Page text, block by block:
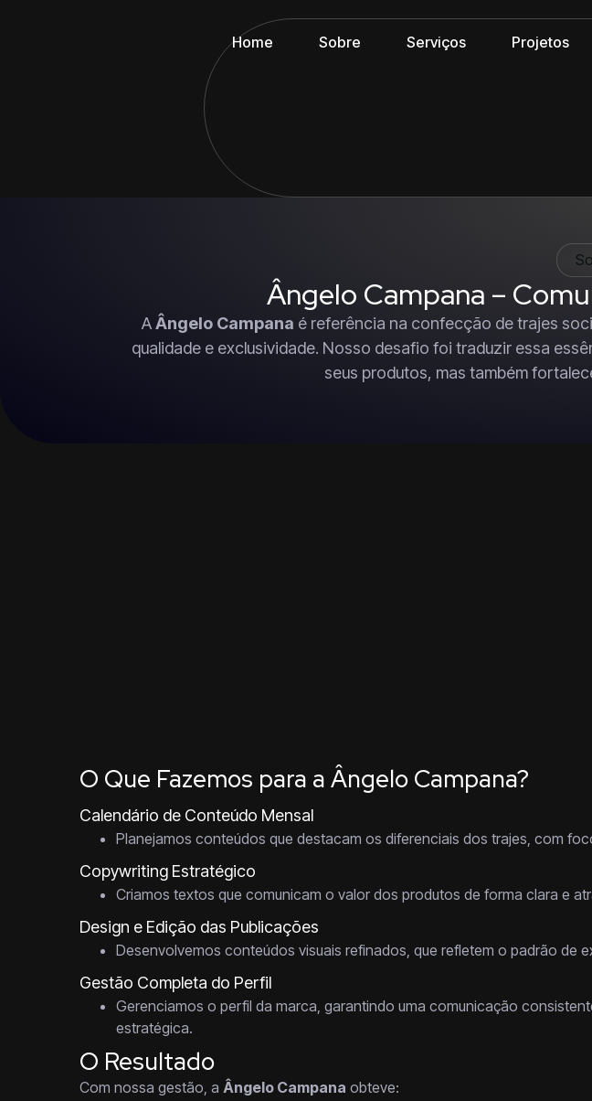
Home Sobre Serviços Projetos
Ângelo Campana –
AÂngelo Campana é referência na confecção de trajes
qualidade e exclusividade. Nosso desafio foi traduzir essa
seus produtos, mas também
O Que Fazemos para a Ângelo Campana?
Calendário de Conteúdo Mensal
Planejamos conteúdos que destacam os diferenciais dos trajes, com
Copywriting Estratégico
Criamos textos que comunicam o valor dos produtos de forma clara e
Design e Edição das Publicações
Desenvolvemos conteúdos visuais refinados, que refletem o padrão
Gestão Completa do Perfil
Gerenciamos o perfil da marca, garantindo uma comunicação
estratégica.
O Resultado
Com nossa gestão, aÂngelo Campana obteve: